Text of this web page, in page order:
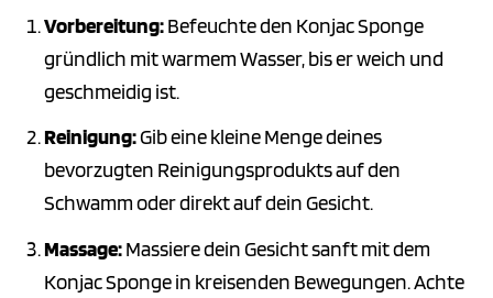
Vorbereitung:Befeuchte den Konjac Sponge
gründlich mit warmem Wasser, bis er weich und
geschmeidig ist.
Reinigung:Gib eine kleine Menge deines
bevorzugten Reinigungsprodukts auf den
Schwamm oder direkt auf dein Gesicht.
Massage:Massiere dein Gesicht sanft mit dem
Konjac Sponge in kreisenden Bewegungen. Achte